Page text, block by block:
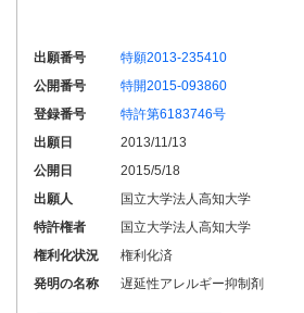
出願番号
特願2013-235410
公開番号
特開2015-093860
登録番号
特許第6183746号
出願日
2013/11/13
公開日
2015/5/18
出願人
国立大学法人高知大学
特許権者
国立大学法人高知大学
権利化状況
権利化済
発明の名称
遅延性アレルギー抑制剤